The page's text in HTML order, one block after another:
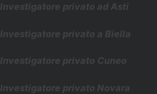
Investigatore privato ad Asti
Investigatore privato a Biella
Investigatore privato Cuneo
Investigatore privato Novara